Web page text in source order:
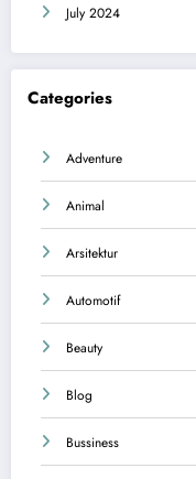
July 2024
Categories
Adventure
Animal
Arsitektur
Automotif
Beauty
Blog
Bussiness